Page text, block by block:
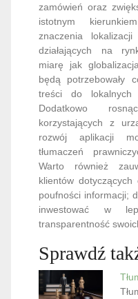
zamówień oraz
istotnym
znaczenia
działających na
miarę jak
będą potrzebowały
treści do lokalnych
Dodatkowo
korzystających z
rozwój aplikacji
tłumaczeń
Warto również
klientów
poufności informacji;
inwestować w
transparentność
Sprawdź